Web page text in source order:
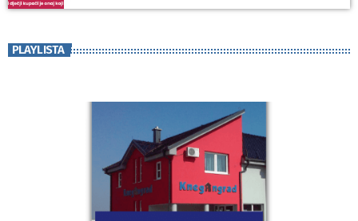
PLAYLISTA